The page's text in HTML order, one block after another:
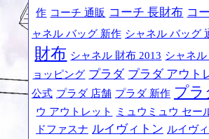
作 コーチ 通販 コーチ 長財布 コ
ャネル バッグ 新作 シャネル バッグ
財布 シャネル 財布 2013 シャネ
ョッピング プラダ プラダ アウト
公式 プラダ 店舗 プラダ 新作 プラ
ウ アウトレット
ミュウミュウ セー
ドファスナ ルイヴィトン ルイヴ